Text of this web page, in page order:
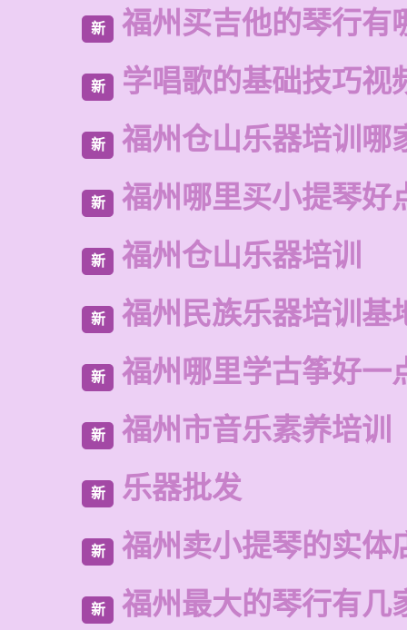
新 福州买吉他的琴行有
新 学唱歌的基础技巧视
新 福州仓山乐器培训哪
新 福州哪里买小提琴好
新 福州仓山乐器培训
新 福州民族乐器培训基
新 福州哪里学古筝好一
新 福州市音乐素养培训
新 乐器批发
新 福州卖小提琴的实体
新 福州最大的琴行有几